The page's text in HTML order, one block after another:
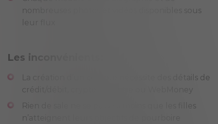
nombreuses photos et vidéos disponibles sous
leur flux
Les inconvénients:
La création d’un compte nécessite des détails de
crédit/débit, crypto-monnaie ou WebMoney
Rien de sale ne se passe à moins que les filles
n’atteignent leurs objectifs de pourboire